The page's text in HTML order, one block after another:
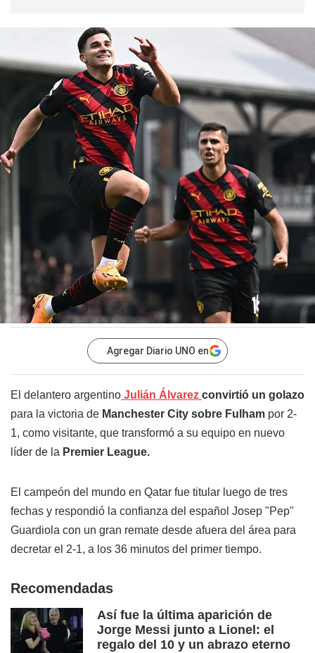
Agregar Diario UNO en
El delantero argentino Julián Álvarez convirtió un golazo
para la victoria de Manchester City sobre Fulham por 2-
1, como visitante, que transformó a su equipo en nuevo
líder de la Premier League.
El campeón del mundo en Qatar fue titular luego de tres
fechas y respondió la confianza del español Josep "Pep"
Guardiola con un gran remate desde afuera del área para
decretar el 2-1, a los 36 minutos del primer tiempo.
Recomendadas
Así fue la última aparición de
Jorge Messi junto a Lionel: el
regalo del 10 y un abrazo eterno